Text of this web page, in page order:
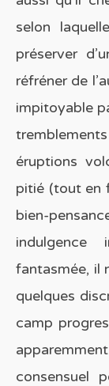
selon
préserver
réfréner de
impitoyable
éruptions
pitié (tout en
bien-
indulgence
fantasmée, il
quelques
camp
consensuel